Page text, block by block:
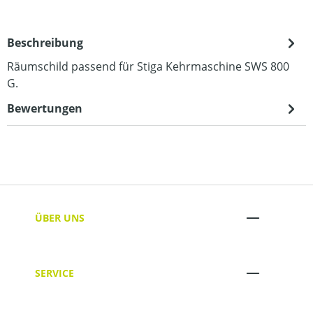
Beschreibung
Räumschild passend für Stiga Kehrmaschine SWS 800
G.
Bewertungen
ÜBER UNS
SERVICE